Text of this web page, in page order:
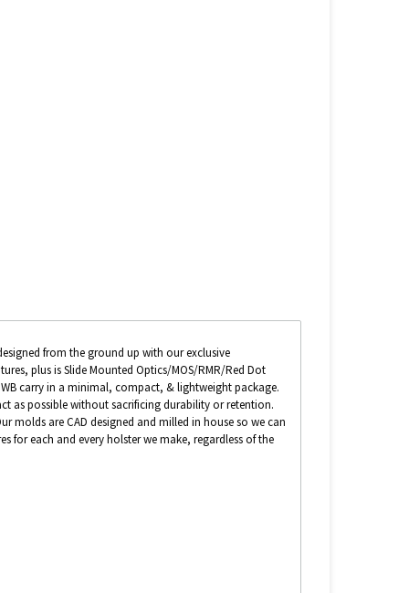
from the ground up with our exclusive
plus is Slide Mounted Optics/MOS/RMR/Red Dot
carry in a minimal, compact, & lightweight package.
as possible without sacrificing durability or retention.
molds are CAD designed and milled in house so we can
each and every holster we make, regardless of the